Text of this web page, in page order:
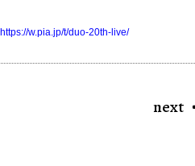
https://w.pia.jp/t/duo-20th-live/
next